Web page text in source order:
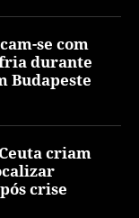
se com
durante
Budapeste
criam
crise